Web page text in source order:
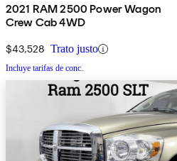
2021 RAM 2500 Power Wagon
Crew Cab 4WD
$43,528 Trato justo
Incluye tarifas de conc.